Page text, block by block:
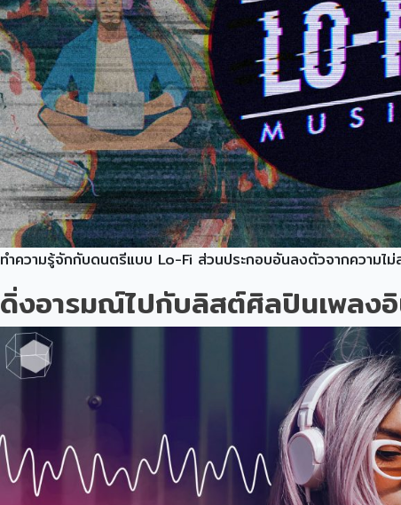
ทำความรู้จักกับดนตรีแบบ Lo-Fi ส่วนประกอบอันลงตัวจากควา
ดิ่งอารมณ์ไปกับลิสต์ศิลปินเพลง